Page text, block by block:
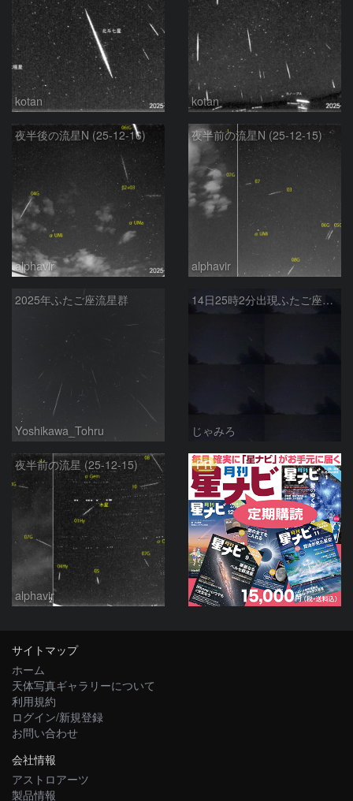
kotan kotan
夜半後の流星N (25-12-16)
alphavir
夜半前の流星N (25-12-15)
alphavir
2025年ふたご座流星群
Yoshikawa_Tohru
14日25時2分出現ふたご座群大流星(全行程)
じゃみろ
夜半前の流星 (25-12-15)
alphavir
PR
サイトマップ
ホーム
天体写真ギャラリーについて
利用規約
ログイン/新規登録
お問い合わせ
会社情報
アストロアーツ
製品情報